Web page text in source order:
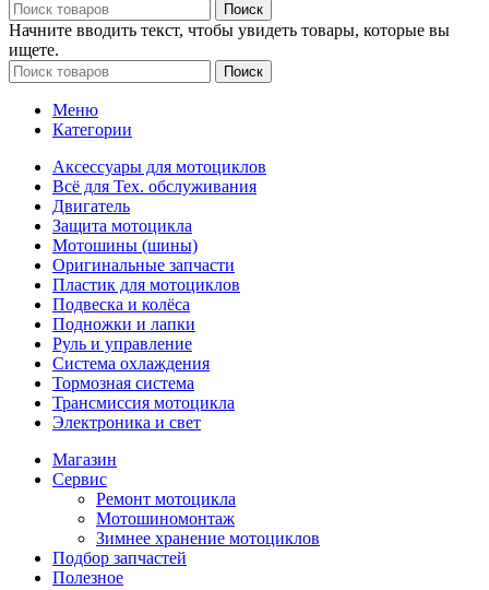
Поиск
Начните вводить текст, чтобы увидеть товары, которые вы
ищете.
Поиск
Меню
Категории
Аксессуары для мотоциклов
Всё для Тех. обслуживания
Двигатель
Защита мотоцикла
Мотошины (шины)
Оригинальные запчасти
Пластик для мотоциклов
Подвеска и колёса
Подножки и лапки
Руль и управление
Система охлаждения
Тормозная система
Трансмиссия мотоцикла
Электроника и свет
Магазин
Сервис
Ремонт мотоцикла
Мотошиномонтаж
Зимнее хранение мотоциклов
Подбор запчастей
Полезное